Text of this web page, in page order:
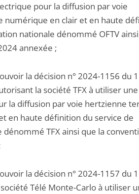
pour la diffusion par voie
en clair et en haute
nationale dénommé OFTV
annexée ;
la décision n° 2024-1156 du
la société TFX à utiliser une
la diffusion par voie hertzienne
en haute définition du service de
TFX ainsi que la
la décision n° 2024-1157 du
Télé Monte-Carlo à utiliser